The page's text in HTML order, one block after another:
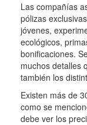
Las compañías
pólizas
jóvenes,
ecológicos,
bonificaciones.
muchos detalles
también los
Existen más de
como se
debe ver los